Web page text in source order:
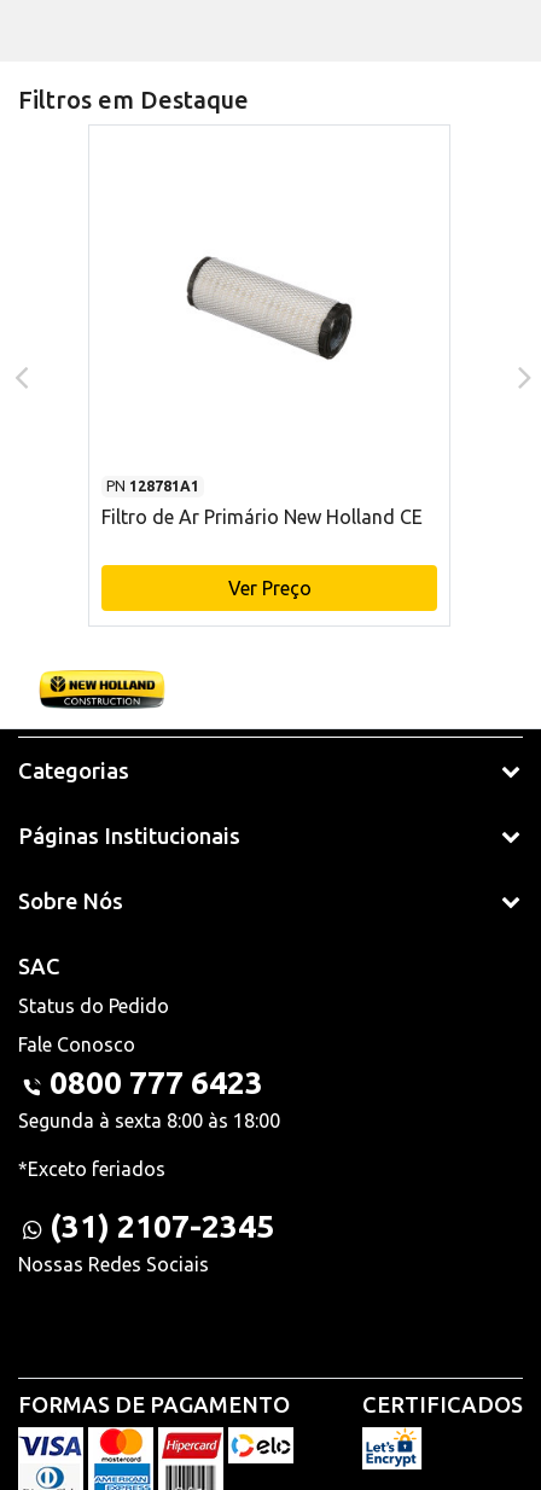
Filtros em Destaque
PN 128781A1
Filtro de Ar Primário New Holland CE
Ver Preço
Categorias
Páginas Institucionais
Sobre Nós
SAC
Status do Pedido
Fale Conosco
0800 777 6423
Segunda à sexta 8:00 às 18:00
*Exceto feriados
(31) 2107-2345
Nossas Redes Sociais
FORMAS DE PAGAMENTO CERTIFICADOS